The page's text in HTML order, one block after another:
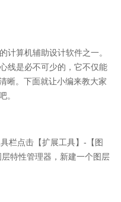
计算机辅助设计软件之一。
线是必不可少的，它不仅能
晰。下面就让小编来教大家
。
栏点击【扩展工具】-【图
特性管理器，新建一个图层